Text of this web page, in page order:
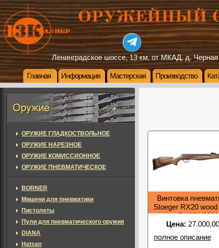
Ленинградское шоссе, 13 км. от МКАД, д. Черная
Главная Информация Мастерская Производство
Винтовка
Stoeger RX20
Цена:
полное описание
ОРУЖИЕ ГЛАДКОСТВОЛЬНОЕ
ОРУЖИЕ НАРЕЗНОЕ
ОРУЖИЕ КОМИССИОННОЕ
ОРУЖИЕ ПНЕВМАТИЧЕСКОЕ
BORNER
Мишени для пневматики
Пистолеты
Пули для пневматического оружия
DIANA
Hatsan